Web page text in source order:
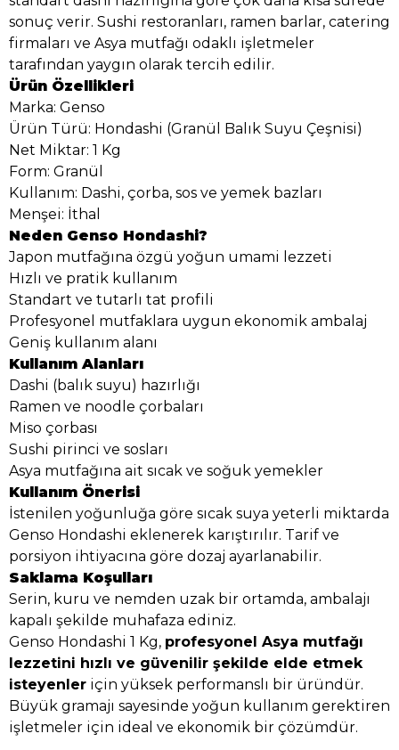
sonuç verir. Sushi restoranları, ramen barlar, catering
firmaları ve Asya mutfağı odaklı işletmeler
tarafından yaygın olarak tercih edilir.
Ürün Özellikleri
Marka: Genso
Ürün Türü: Hondashi (Granül Balık Suyu Çeşnisi)
Net Miktar: 1 Kg
Form: Granül
Kullanım: Dashi, çorba, sos ve yemek bazları
Menşei: İthal
Neden Genso Hondashi?
Japon mutfağına özgü yoğun umami lezzeti
Hızlı ve pratik kullanım
Standart ve tutarlı tat profili
Profesyonel mutfaklara uygun ekonomik ambalaj
Geniş kullanım alanı
Kullanım Alanları
Dashi (balık suyu) hazırlığı
Ramen ve noodle çorbaları
Miso çorbası
Sushi pirinci ve sosları
Asya mutfağına ait sıcak ve soğuk yemekler
Kullanım Önerisi
İstenilen yoğunluğa göre sıcak suya yeterli miktarda
Genso Hondashi eklenerek karıştırılır. Tarif ve
porsiyon ihtiyacına göre dozaj ayarlanabilir.
Saklama Koşulları
Serin, kuru ve nemden uzak bir ortamda, ambalajı
kapalı şekilde muhafaza ediniz.
Genso Hondashi 1 Kg, profesyonel Asya mutfağı
lezzetini hızlı ve güvenilir şekilde elde etmek
isteyenler için yüksek performanslı bir üründür.
Büyük gramajı sayesinde yoğun kullanım gerektiren
işletmeler için ideal ve ekonomik bir çözümdür.